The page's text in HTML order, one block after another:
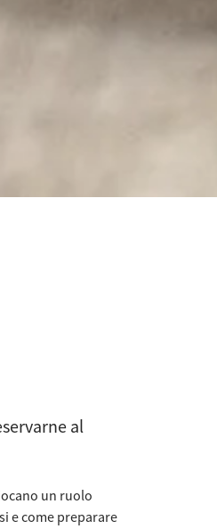
al
un ruolo
e come preparare